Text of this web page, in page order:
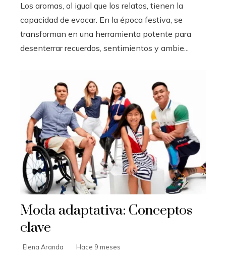
Los aromas, al igual que los relatos, tienen la
capacidad de evocar. En la época festiva, se
transforman en una herramienta potente para
desenterrar recuerdos, sentimientos y ambie...
Moda adaptativa: Conceptos
clave
Elena Aranda Hace 9 meses